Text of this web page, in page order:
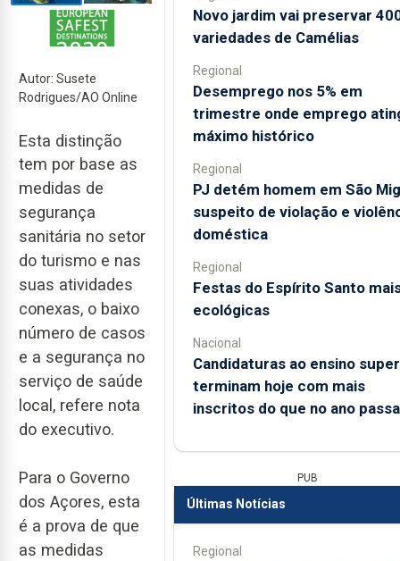
Autor: Susete
Rodrigues/AO Online
Esta distinção
tem por base as
medidas de
segurança
sanitária no setor
do turismo e nas
suas atividades
conexas, o baixo
número de casos
e a segurança no
serviço de saúde
local, refere nota
do executivo.
Para o Governo
dos Açores, esta
é a prova de que
as medidas
Novo jardim vai preservar
variedades de Camélias
Regional
Desemprego nos 5% em
trimestre onde emprego
máximo histórico
Regional
PJ detém homem em São
suspeito de violação e
doméstica
Regional
Festas do Espírito Santo
ecológicas
Nacional
Candidaturas ao ensino
terminam hoje com mais
inscritos do que no ano
PUB
Últimas Notícias
Regional